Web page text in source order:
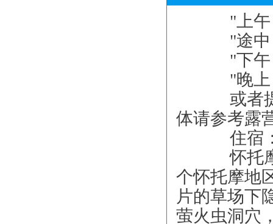
"上午：
"途中
"下午：
"晚上
或者提
体请参考露
住宿：
怀托摩
个怀托摩地
片的草场下
萤火虫洞穴